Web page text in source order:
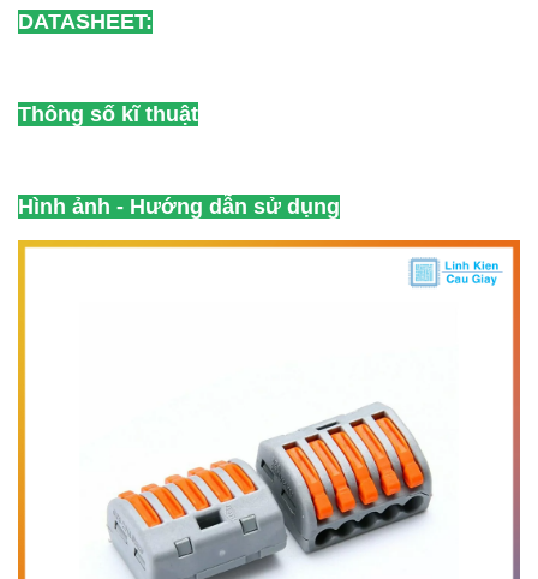
DATASHEET:
Thông số kĩ thuật
Hình ảnh - Hướng dẫn sử dụng